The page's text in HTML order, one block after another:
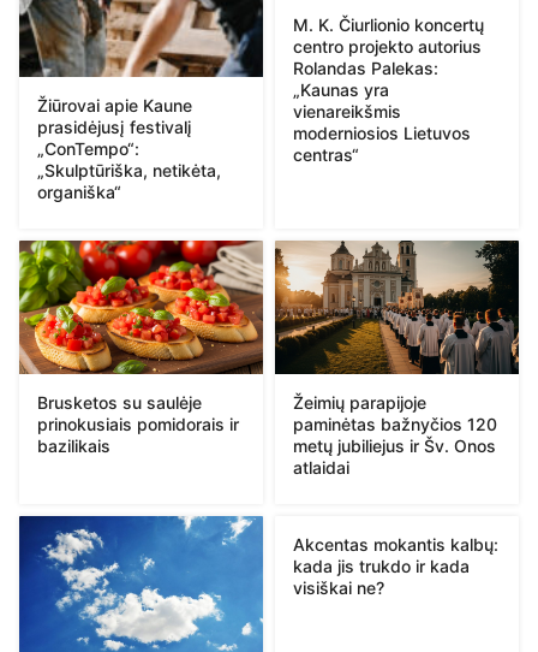
Žiūrovai apie Kaune
prasidėjusį festivalį
„ConTempo“:
„Skulptūriška, netikėta,
organiška“
M. K. Čiurlionio koncertų
centro projekto autorius
Rolandas Palekas:
„Kaunas yra
vienareikšmis
moderniosios Lietuvos
centras“
Brusketos su saulėje
prinokusiais pomidorais ir
bazilikais
Žeimių parapijoje
paminėtas bažnyčios 120
metų jubiliejus ir Šv. Onos
atlaidai
Akcentas mokantis kalbų:
kada jis trukdo ir kada
visiškai ne?